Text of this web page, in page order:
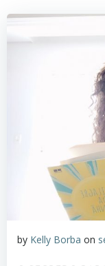
by Kelly Borba on